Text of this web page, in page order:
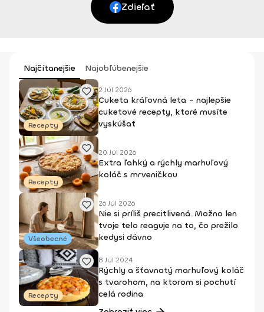
Zdieľať
Najčítanejšie Najobľúbenejšie
Recepty
2 Júl 2026
Cuketa kráľovná leta - najlepšie
cuketové recepty, ktoré musíte
vyskúšať
Recepty
20 Júl 2026
Extra ľahký a rýchly marhuľový
koláč s mrveničkou
Všeobecné
26 Júl 2026
Nie si príliš precitlivená. Možno len
tvoje telo reaguje na to, čo prežilo
kedysi dávno
Recepty
8 Júl 2024
Rýchly a šťavnatý marhuľový koláč
s tvarohom, na ktorom si pochutí
celá rodina